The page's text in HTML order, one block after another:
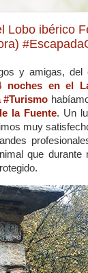
Lobo ibérico
y amigas,
noches en el
#Turismo
la Fuente. Un
muy
que